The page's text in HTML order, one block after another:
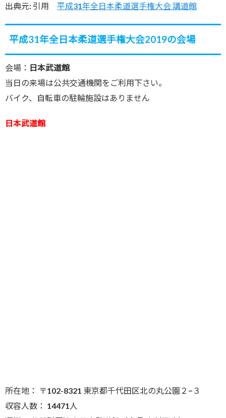
出典元: 引用 平成31年全日本柔道選手権大会 講道館
平成31年全日本柔道選手権大会2019の会場
会場： 日本武道館
当日の来場は公共交通機関をご利用下さい。
バイク、自転車の駐輪施設はありません
日本武道館
所在地： 〒102-8321 東京都千代田区北の丸公園２−３
収容人数： 14471人